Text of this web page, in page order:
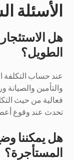
الأسئلة
هل
الطويل؟
عند حساب التكلفة
والتأمين والصيانة
فعالية من حيث
تحدث عند وقوع
هل يمكننا
المستأجرة؟